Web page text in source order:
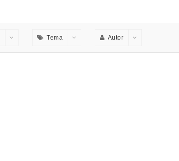
Tema Autor